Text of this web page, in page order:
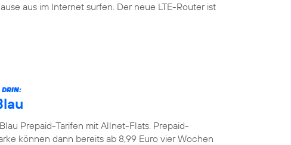
aus im Internet surfen. Der neue LTE-Router ist
DRIN:
Prepaid-Tarifen mit Allnet-Flats. Prepaid-
können dann bereits ab 8,99 Euro vier Wochen